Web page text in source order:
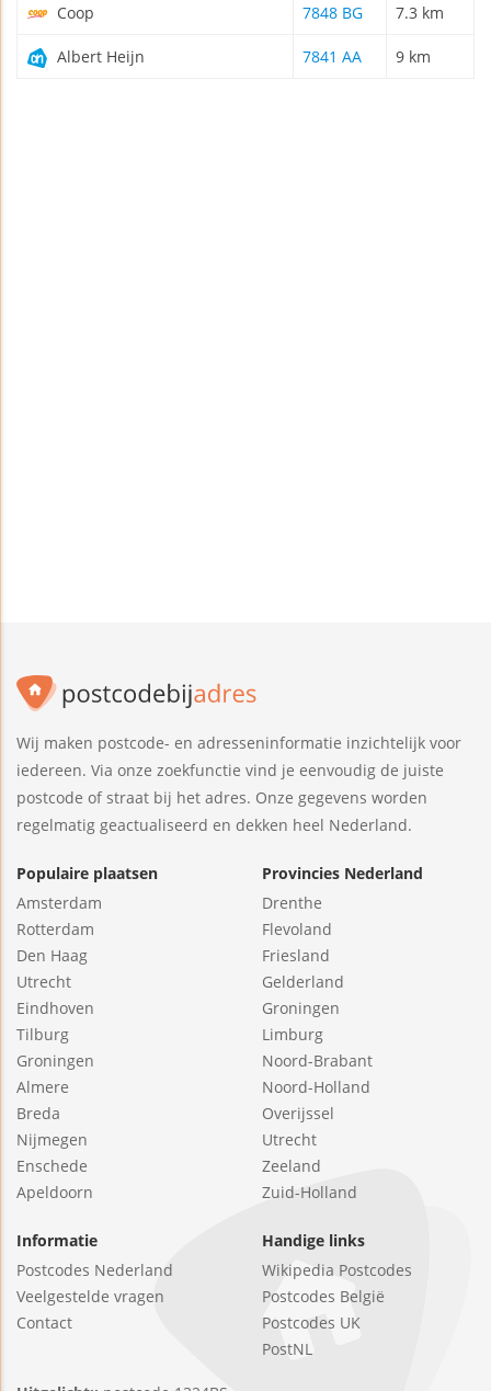
Coop 7848 BG 7.3 km
Albert Heijn 7841 AA 9 km
Wij maken postcode- en adresseninformatie inzichtelijk voor
iedereen. Via onze zoekfunctie vind je eenvoudig de juiste
postcode of straat bij het adres. Onze gegevens worden
regelmatig geactualiseerd en dekken heel Nederland.
Populaire plaatsen
Amsterdam
Rotterdam
Den Haag
Utrecht
Eindhoven
Tilburg
Groningen
Almere
Breda
Nijmegen
Enschede
Apeldoorn
Provincies Nederland
Drenthe
Flevoland
Friesland
Gelderland
Groningen
Limburg
Noord-Brabant
Noord-Holland
Overijssel
Utrecht
Zeeland
Zuid-Holland
Informatie
Postcodes Nederland
Veelgestelde vragen
Contact
Handige links
Wikipedia Postcodes
Postcodes België
Postcodes UK
PostNL